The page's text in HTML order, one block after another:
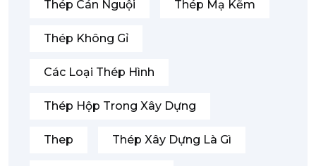
Thép Cán Nguội Thép Mạ Kẽm
Thép Không Gỉ
Các Loại Thép Hình
Thép Hộp Trong Xây Dựng
Thep Thép Xây Dựng Là Gì